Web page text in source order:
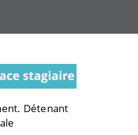
Détenant